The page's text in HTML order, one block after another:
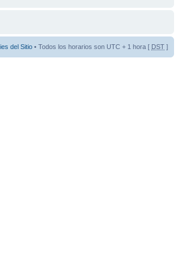
del Sitio • Todos los horarios son UTC + 1 hora [ DST ]